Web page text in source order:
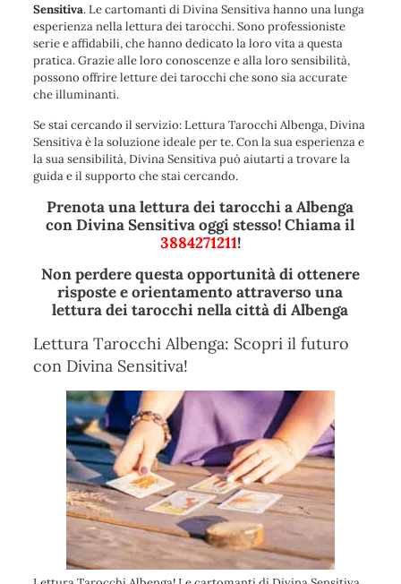
Sensitiva. Le cartomanti di Divina Sensitiva hanno una lunga
esperienza nella lettura dei tarocchi. Sono professioniste
serie e affidabili, che hanno dedicato la loro vita a questa
pratica. Grazie alle loro conoscenze e alla loro sensibilità,
possono offrire letture dei tarocchi che sono sia accurate
che illuminanti.
Se stai cercando il servizio: Lettura Tarocchi Albenga, Divina
Sensitiva è la soluzione ideale per te. Con la sua esperienza e
la sua sensibilità, Divina Sensitiva può aiutarti a trovare la
guida e il supporto che stai cercando.
Prenota una lettura dei tarocchi a Albenga
con Divina Sensitiva oggi stesso! Chiama il
3884271211!
Non perdere questa opportunità di ottenere
risposte e orientamento attraverso una
lettura dei tarocchi nella città di Albenga
Lettura Tarocchi Albenga: Scopri il futuro
con Divina Sensitiva!